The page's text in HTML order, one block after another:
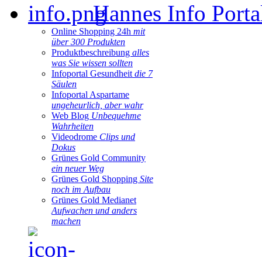
Hannes Info
Online Shopping 24h mit
über 300 Produkten
Produktbeschreibung alles
was Sie wissen sollten
Infoportal Gesundheit die 7
Säulen
Infoportal Aspartame
ungeheurlich, aber wahr
Web Blog Unbequehme
Wahrheiten
Videodrome Clips und
Dokus
Grünes Gold Community
ein neuer Weg
Grünes Gold Shopping Site
noch im Aufbau
Grünes Gold Medianet
Aufwachen und anders
machen